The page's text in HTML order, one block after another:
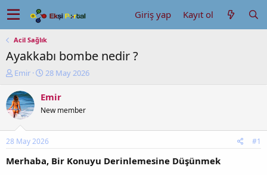
Giriş yap Kayıt ol
Acil Sağlık
Ayakkabı bombe nedir ?
K
n
u
y
b
a
ş
Emir
B
ş
a
g
ı
ç
t
28 May 2026
Emir
New member
28 May 2026 #1
Merhaba, Bir Konuyu Derinlemesine Düşünmek